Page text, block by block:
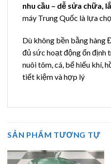
nhu cầu – dễ sửa chữa,
máy Trung Quốc là lựa
Dù không bền bằng hàng
đủ sức hoạt động ổn định
nuôi tôm, cá, bể hiếu khí,
tiết kiệm và hợp lý
SẢN PHẨM TƯƠNG TỰ